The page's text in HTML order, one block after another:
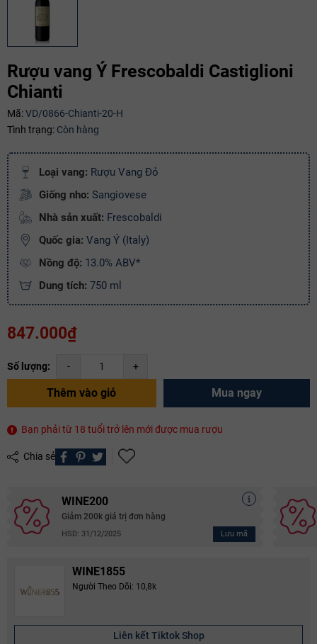
Rượu vang Ý Frescobaldi Castiglioni
Chianti
Mã:VD/0866-Chianti-20-H
Tình trạng: Còn hàng
Loại vang: Rượu Vang Đỏ
Giống nho: Sangiovese
Nhà sản xuất: Frescobaldi
Quốc gia: Vang Ý (Italy)
Nồng độ: 13.0% ABV*
Dung tích: 750 ml
847.000₫
Số lượng: - +
Thêm vào giỏ Mua ngay
Bạn phải từ 18 tuổi trở lên mới được mua rượu
Chia sẻ
WINE200
Giảm 200k giá trị đơn hàng
HSD: 31/12/2025 Lưu mã
Mã giảm giá:
Ngày hết hạn:
Copy mã và nhập mã ở trang
WINE1855
Người Theo Dõi: 10,8k
Liên kết Tiktok Shop